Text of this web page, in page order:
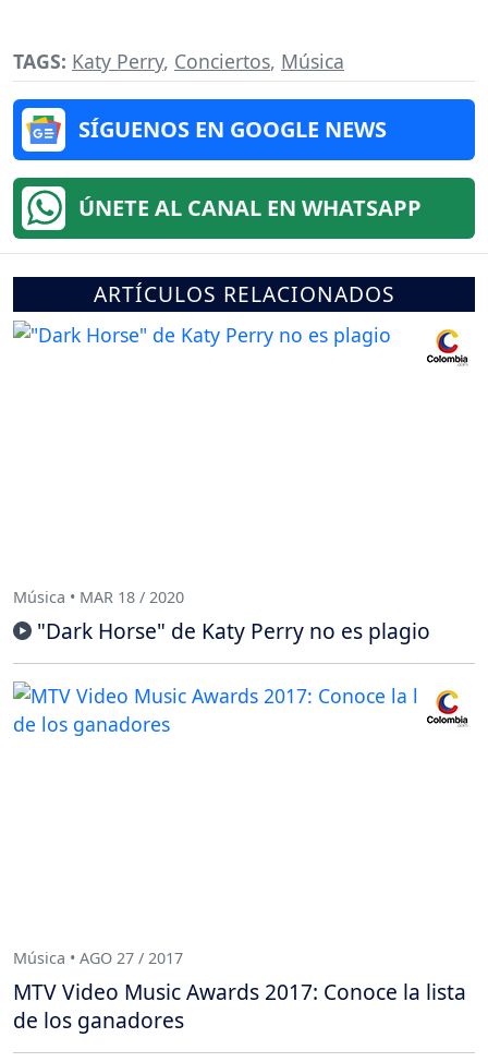
TAGS: Katy Perry, Conciertos, Música
SÍGUENOS EN GOOGLE NEWS
ÚNETE AL CANAL EN WHATSAPP
ARTÍCULOS RELACIONADOS
Música • MAR 18 / 2020
"Dark Horse" de Katy Perry no es plagio
Música • AGO 27 / 2017
MTV Video Music Awards 2017: Conoce la lista
de los ganadores